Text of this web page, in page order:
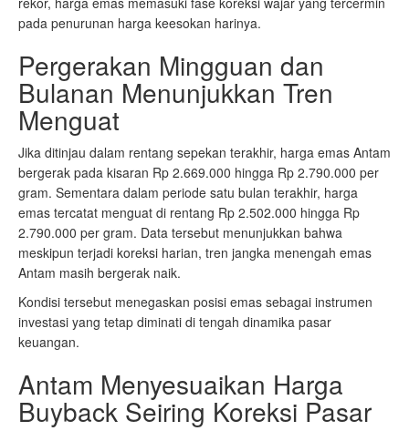
pada penurunan harga keesokan harinya.
Pergerakan Mingguan dan
Bulanan Menunjukkan Tren
Menguat
Jika ditinjau dalam rentang sepekan terakhir, harga emas Antam
bergerak pada kisaran Rp 2.669.000 hingga Rp 2.790.000 per
gram. Sementara dalam periode satu bulan terakhir, harga
emas tercatat menguat di rentang Rp 2.502.000 hingga Rp
2.790.000 per gram. Data tersebut menunjukkan bahwa
meskipun terjadi koreksi harian, tren jangka menengah emas
Antam masih bergerak naik.
Kondisi tersebut menegaskan posisi emas sebagai instrumen
investasi yang tetap diminati di tengah dinamika pasar
keuangan.
Antam Menyesuaikan Harga
Buyback Seiring Koreksi Pasar